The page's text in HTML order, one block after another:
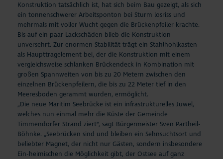
Konstruktion tatsächlich ist, hat sich beim Bau gezeigt, als sich
ein tonnenschwerer Arbeitsponton bei Sturm losriss und
mehrmals mit voller Wucht gegen die Brückenpfeiler krachte.
Bis auf ein paar Lackschäden blieb die Konstruktion
unversehrt. Zur enormen Stabilität trägt ein Stahlhohlkasten
als Haupttragelement bei, der die Konstruktion mit einem
vergleichsweise schlanken Brückendeck in Kombination mit
großen Spannweiten von bis zu 20 Metern zwischen den
einzelnen Brückenpfeilern, die bis zu 22 Meter tief in den
Meeresboden gerammt wurden, ermöglicht.
„Die neue Maritim Seebrücke ist ein infrastrukturelles Juwel,
welches nun einmal mehr die Küste der Gemeinde
Timmendorfer Strand ziert“, sagt Bürgermeister Sven Partheil-
Böhnke. „Seebrücken sind und bleiben ein Sehnsuchtsort und
beliebter Magnet, der nicht nur Gästen, sondern insbesondere
Ein-heimischen die Möglichkeit gibt, der Ostsee auf ganz